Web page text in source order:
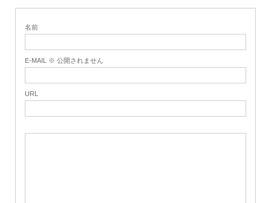
名前
E-MAIL ※ 公開されません
URL